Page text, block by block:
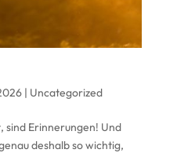
| Uncategorized
sind Erinnerungen! Und
deshalb so wichtig,